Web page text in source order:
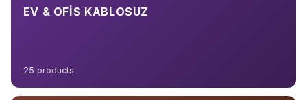
EV & OFIS KABLOSUZ
25 products